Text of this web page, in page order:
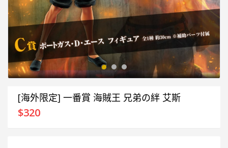
[海外限定] 一番賞 海賊王 兄弟の絆 艾斯
$320